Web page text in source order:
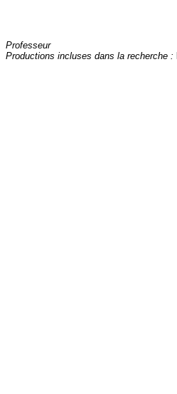
Professeur
Productions incluses dans la recherche :